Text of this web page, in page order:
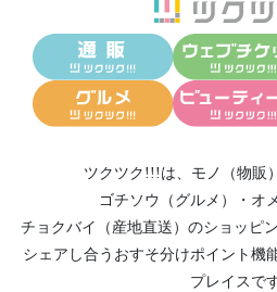
ツクツク!!!は、 モノ（物販）
ゴチソウ（グルメ）
・ オ
チョクバイ（産地直送） のショッピ
シェアし合う おすそ分けポイント機
プレイスで